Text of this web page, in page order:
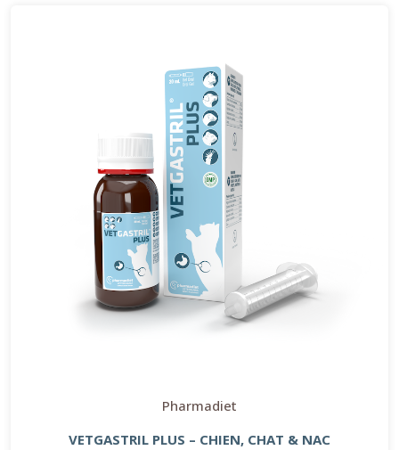
Pharmadiet
VETGASTRIL PLUS – CHIEN, CHAT & NAC